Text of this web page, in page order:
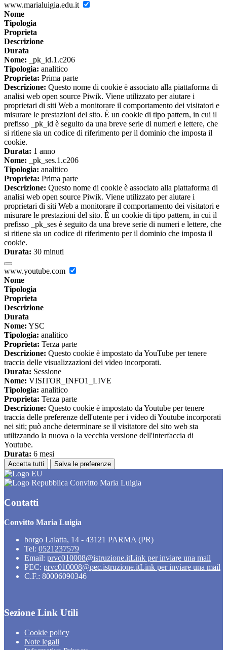
www.marialuigia.edu.it
Nome
Tipologia
Proprieta
Descrizione
Durata
Nome: _pk_id.1.c206
Tipologia: analitico
Proprieta: Prima parte
Descrizione: Questo nome di cookie è associato alla piattaforma di
analisi web open source Piwik. Viene utilizzato per aiutare i
proprietari di siti Web a monitorare il comportamento dei visitatori e
misurare le prestazioni del sito. È un cookie di tipo pattern, in cui il
prefisso _pk_id è seguito da una breve serie di numeri e lettere, che
si ritiene sia un codice di riferimento per il dominio che imposta il
cookie.
Durata: 1 anno
Nome: _pk_ses.1.c206
Tipologia: analitico
Proprieta: Prima parte
Descrizione: Questo nome di cookie è associato alla piattaforma di
analisi web open source Piwik. Viene utilizzato per aiutare i
proprietari di siti Web a monitorare il comportamento dei visitatori e
misurare le prestazioni del sito. È un cookie di tipo pattern, in cui il
prefisso _pk_ses è seguito da una breve serie di numeri e lettere, che
si ritiene sia un codice di riferimento per il dominio che imposta il
cookie.
Durata: 30 minuti
www.youtube.com
Nome
Tipologia
Proprieta
Descrizione
Durata
Nome: YSC
Tipologia: analitico
Proprieta: Terza parte
Descrizione: Questo cookie è impostato da YouTube per tenere
traccia delle visualizzazioni dei video incorporati.
Durata: Sessione
Nome: VISITOR_INFO1_LIVE
Tipologia: analitico
Proprieta: Terza parte
Descrizione: Questo cookie è impostato da Youtube per tenere
traccia delle preferenze dell'utente per i video di Youtube incorporati
nei siti; può anche determinare se il visitatore del sito web sta
utilizzando la nuova o la vecchia versione dell'interfaccia di
Youtube.
Durata: 6 mesi
Accetta tutti Salva le preferenze
Convitto Maria Luigia
Contatti
Convitto Maria Luigia
borgo Lalatta, 14 - 43121 PARMA (PR)
Tel: 0521237579
Email: prvc010008@istruzione.itLink per inviare una mail
PEC: prvc010008@pec.istruzione.itLink per inviare una mail
C.F.: 80006090346
Sezione Link Utili
Cookie policy
Note legali